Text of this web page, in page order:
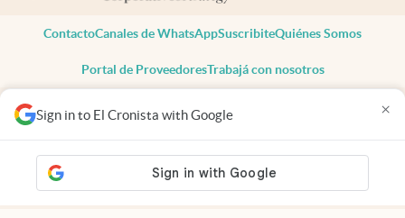
Sign in to El Cronista with Google ×
ContactoCanales de WhatsAppSuscribiteQuiénes Somos
Portal de ProveedoresTrabajá con nosotros
Todos los derechos reservados
Privacidad
Consentimiento
Tel:+54 11 7078-3270